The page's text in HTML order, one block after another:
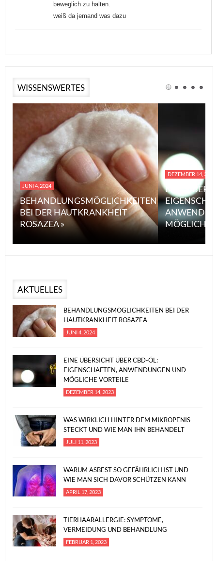
beweglich zu halten.
weiß da jemand was dazu
WISSENSWERTES
JUNI 4, 2024
BEHANDLUNGSMÖGLICHKEITEN
BEI DER HAUTKRANKHEIT
ROSAZEA »
DEZEMBER 14, 2023
EINE
MÖGLICHE
AKTUELLES
BEHANDLUNGSMÖGLICHKEITEN BEI DER
HAUTKRANKHEIT ROSAZEA
JUNI 4, 2024
EINE ÜBERSICHT ÜBER CBD-ÖL:
EIGENSCHAFTEN, ANWENDUNGEN UND
MÖGLICHE VORTEILE
DEZEMBER 14, 2023
WAS WIRKLICH HINTER DEM MIKROPENIS
STECKT UND WIE MAN IHN BEHANDELT
JULI 11, 2023
WARUM ASBEST SO GEFÄHRLICH IST UND
WIE MAN SICH DAVOR SCHÜTZEN KANN
APRIL 17, 2023
TIERHAARALLERGIE: SYMPTOME,
VERMEIDUNG UND BEHANDLUNG
FEBRUAR 1, 2023